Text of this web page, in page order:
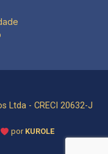
Ltda - CRECI 20632-J
por KUROLE